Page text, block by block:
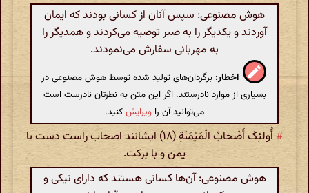
هوش مصنوعی: سپس آنان از کسانی بودند که ایمان
آوردند و یکدیگر را به صبر توصیه می‌کردند و همدیگر را
به مهربانی سفارش می‌نمودند.
اخطار: برگردان‌های تولید شده توسط هوش مصنوعی در
بسیاری از موارد نادرستند. اگر این متن به نظرتان نادرست است
می‌توانید آن را ویرایشکنید.
#
أُولئِکَ أَصْحابُ الْمَیْمَنَةِ (۱۸) ایشانند اصحاب راست دست با
یمن و با برکت.
هوش مصنوعی: آن‌ها کسانی هستند که دارای نیکی و